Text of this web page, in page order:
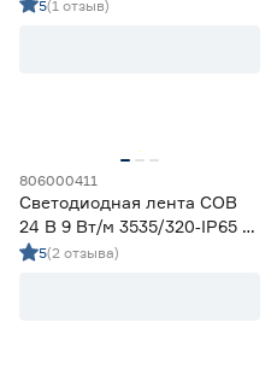
5(1 отзыв)
806000411
Светодиодная лента COB
24 В 9 Вт/м 3535/320‑IP65 5
мм дневной 3 м Geniled
5(2 отзыва)